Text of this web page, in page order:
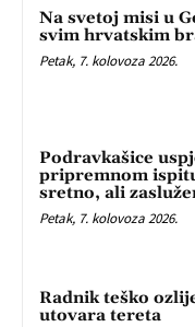
Na svetoj misi u
svim hrvatskim
Petak, 7. kolovoza 2026.
Podravkašice
pripremnom
sretno, ali
Petak, 7. kolovoza 2026.
Radnik teško
utovara tereta